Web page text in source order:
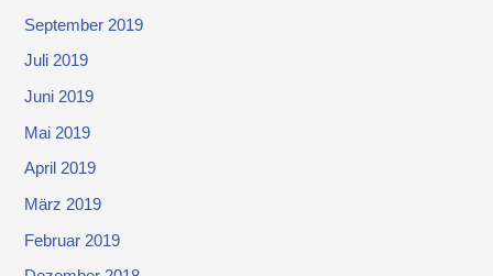
September 2019
Juli 2019
Juni 2019
Mai 2019
April 2019
März 2019
Februar 2019